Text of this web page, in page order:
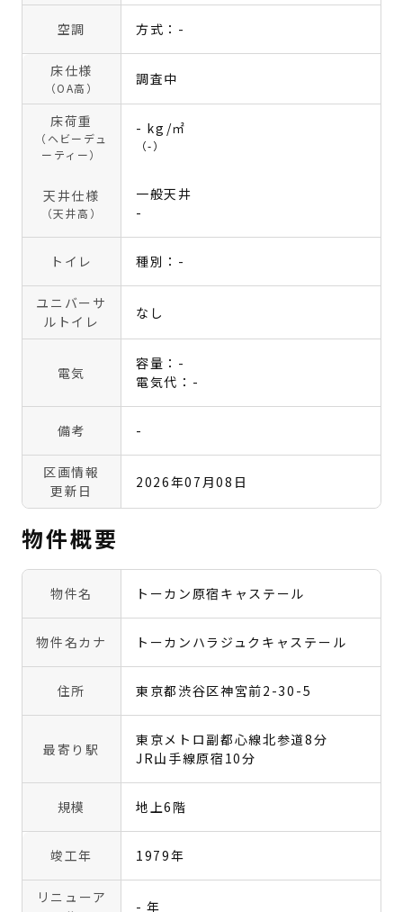
空調 方式：-
床仕様
（OA高）
調査中
床荷重
（ヘビーデュ
ーティー）
- kg/㎡
（-）
天井仕様
（天井高）
一般天井
-
トイレ 種別：-
ユニバーサ
ルトイレ
なし
電気
容量：-
電気代：-
備考 -
区画情報
更新日
2026年07月08日
物件概要
物件名 トーカン原宿キャステール
物件名カナ トーカンハラジュクキャステール
住所 東京都渋谷区神宮前2-30-5
最寄り駅
東京メトロ副都心線北参道8分
JR山手線原宿10分
規模 地上6階
竣工年 1979年
リニューア
- 年